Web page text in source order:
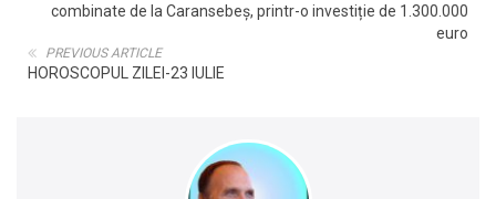
combinate de la Caransebeș, printr-o investiție de 1.300.000
euro
PREVIOUS ARTICLE
HOROSCOPUL ZILEI-23 IULIE